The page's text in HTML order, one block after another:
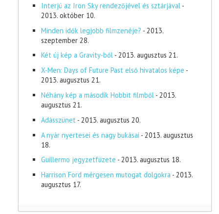
Interjú az Iron Sky rendezőjével és sztárjával -
2013. október 10.
Minden idők legjobb filmzenéje? - 2013.
szeptember 28.
Két új kép a Gravity-ből - 2013. augusztus 21.
X-Men: Days of Future Past első hivatalos képe -
2013. augusztus 21.
Néhány kép a második Hobbit filmből - 2013.
augusztus 21.
Adásszünet - 2013. augusztus 20.
A nyár nyertesei és nagy bukásai - 2013. augusztus
18.
Guillermo jegyzetfüzete - 2013. augusztus 18.
Harrison Ford mérgesen mutogat dolgokra - 2013.
augusztus 17.